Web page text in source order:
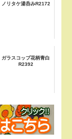
ノリタケ湯呑みR2172
ガラスコップ花柄青白
R2392